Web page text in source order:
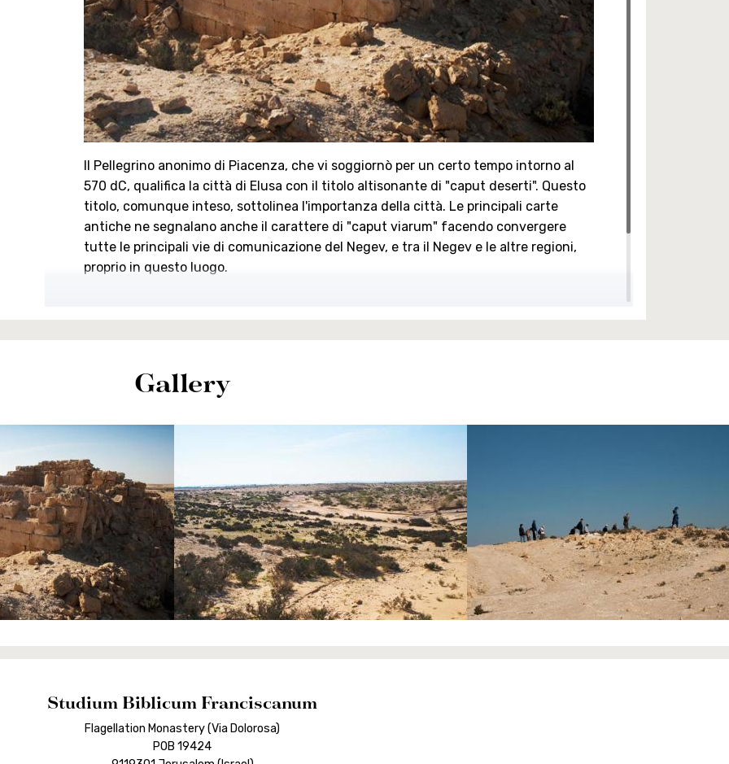
Il Pellegrino anonimo di Piacenza, che vi soggiornò per un certo tempo intorno al
570 dC, qualifica la città di Elusa con il titolo altisonante di "caput deserti". Questo
titolo, comunque inteso, sottolinea l'importanza della città. Le principali carte
antiche ne segnalano anche il carattere di "caput viarum" facendo convergere
tutte le principali vie di comunicazione del Negev, e tra il Negev e le altre regioni,
proprio in questo luogo.
Gallery
Studium Biblicum Franciscanum
Flagellation Monastery (Via Dolorosa)
POB 19424